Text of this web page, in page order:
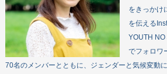
お問い合わせ
をきっかけ
を伝える
YOUTH
でフォロワ
70名のメンバーとともに、ジェンダーと気候変動